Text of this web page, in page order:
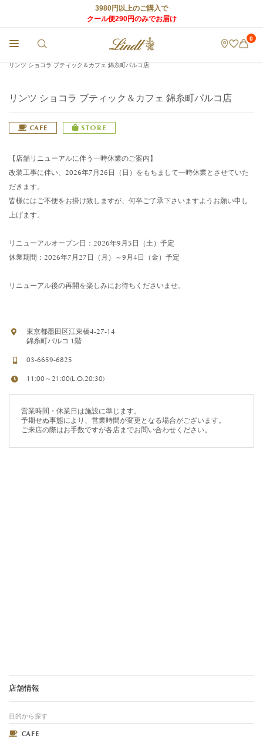
3980円以上のご購入で
クール便290円のみでお届け
0
リンツ ショコラ ブティック＆カフェ 錦糸町パルコ店
リンツ ショコラ ブティック＆カフェ 錦糸町パルコ店
CAFE STORE
【店舗リニューアルに伴う一時休業のご案内】
改装工事に伴い、2026年7月26日（日）をもちまして一時休業とさせていた
だきます。
皆様にはご不便をお掛け致しますが、何卒ご了承下さいますようお願い申し
上げます。
リニューアルオープン日：2026年9月5日（土）予定
休業期間：2026年7月27日（月）～9月4日（金）予定
リニューアル後の再開を楽しみにお待ちくださいませ。
東京都墨田区江東橋4-27-14
錦糸町パルコ 1階
03-6659-6825
11:00～21:00(L.O.20:30)
営業時間・休業日は施設に準じます。
予期せぬ事態により、営業時間が変更となる場合がございます。
ご来店の際はお手数ですが各店までお問い合わせください。
店舗情報
目的から探す
CAFE